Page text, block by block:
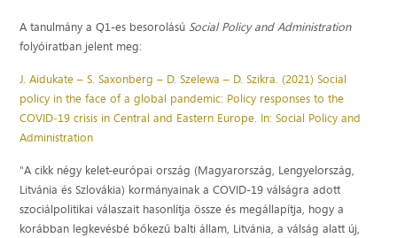
A tanulmány a Q1-es besorolású Social Policy and Administration
folyóiratban jelent meg:
J. Aidukate – S. Saxonberg – D. Szelewa – D. Szikra. (2021) Social
policy in the face of a global pandemic: Policy responses to the
COVID‐19 crisis in Central and Eastern Europe. In: Social Policy and
Administration
"A cikk négy kelet-európai ország (Magyarország, Lengyelország,
Litvánia és Szlovákia) kormányainak a COVID-19 válságra adott
szociálpolitikai válaszait hasonlítja össze és megállapítja, hogy a
korábban legkevésbé bőkezű balti állam, Litvánia, a válság alatt új,